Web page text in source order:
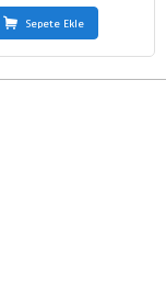
Sepete Ekle